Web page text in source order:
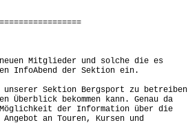
Mitglieder und solche die es
InfoAbend der Sektion ein.
Sektion Bergsport zu betreiben
Überblick bekommen kann. Genau da
der Information über die
an Touren, Kursen und